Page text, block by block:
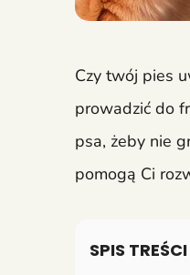
Czy twój pies
prowadzić do
psa, żeby nie
pomogą Ci
SPIS TREŚCI